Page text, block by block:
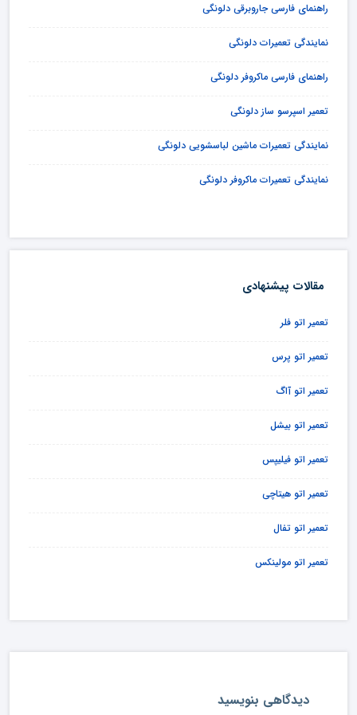
راهنمای فارسی جاروبرقی دلونگی
نمایندگی تعمیرات دلونگی
راهنمای فارسی ماکروفر دلونگی
تعمیر اسپرسو ساز دلونگی
نمایندگی تعمیرات ماشین لباسشویی دلونگی
نمایندگی تعمیرات ماکروفر دلونگی
مقالات پیشنهادی
تعمیر اتو فلر
تعمیر اتو پرس
تعمیر اتو آاگ
تعمیر اتو بیشل
تعمیر اتو فیلیپس
تعمیر اتو هیتاچی
تعمیر اتو تفال
تعمیر اتو مولینکس
دیدگاهی بنویسید